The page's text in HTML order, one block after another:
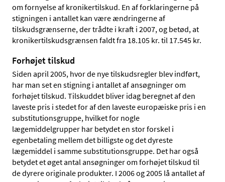
om fornyelse af kronikertilskud. En af forklaringerne på
stigningen i antallet kan være ændringerne af
tilskudsgrænserne, der trådte i kraft i 2007, og betød, at
kronikertilskudsgrænsen faldt fra 18.105 kr. til 17.545 kr.
Forhøjet tilskud
Siden april 2005, hvor de nye tilskudsregler blev indført,
har man set en stigning i antallet af ansøgninger om
forhøjet tilskud. Tilskuddet bliver idag beregnet af den
laveste pris i stedet for af den laveste europæiske pris i en
substitutionsgruppe, hvilket for nogle
lægemiddelgrupper har betydet en stor forskel i
egenbetaling mellem det billigste og det dyreste
lægemiddel i samme substitutionsgruppe. Det har også
betydet et øget antal ansøgninger om forhøjet tilskud til
de dyrere originale produkter. I 2006 og 2005 lå antallet af